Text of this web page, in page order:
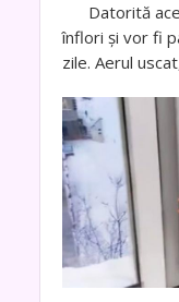
Datorită
înflori și vor fi
zile. Aerul